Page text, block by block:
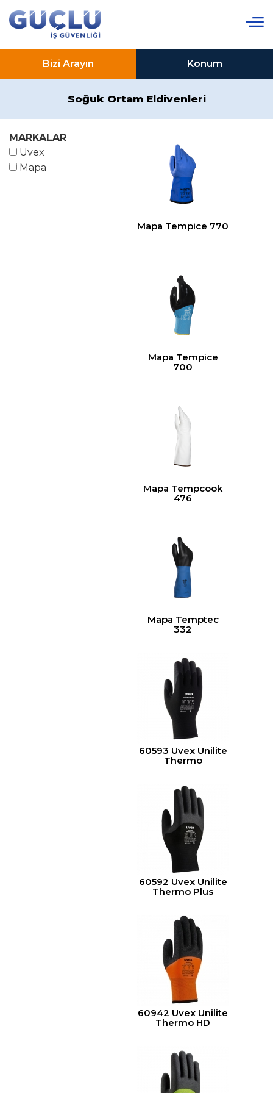
Bizi Arayın Konum
Soğuk Ortam Eldivenleri
MARKALAR
Uvex
Mapa
Mapa Tempice 770
Mapa Tempice
700
Mapa Tempcook
476
Mapa Temptec
332
60593 Uvex Unilite
Thermo
60592 Uvex Unilite
Thermo Plus
60942 Uvex Unilite
Thermo HD